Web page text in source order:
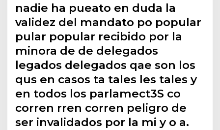
nadie ha pueato en duda la
validez del mandato po popular
pular popular recibido por la
minora de de delegados
legados delegados qae son los
qus en casos ta tales les tales y
en todos los parlamect3S co
corren rren corren peligro de
ser invalidados por la mi y o a.